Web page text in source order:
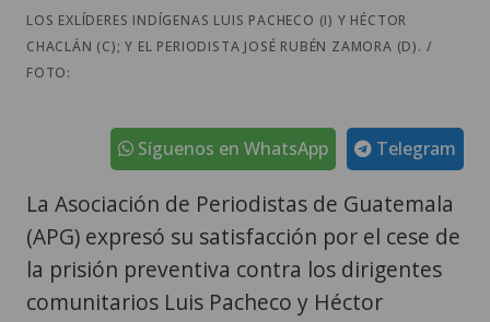
LOS EXLÍDERES INDÍGENAS LUIS PACHECO (I) Y HÉCTOR
CHACLÁN (C); Y EL PERIODISTA JOSÉ RUBÉN ZAMORA (D). /
FOTO:
Telegram
Síguenos en WhatsApp
La Asociación de Periodistas de Guatemala
(APG) expresó su satisfacción por el cese de
la prisión preventiva contra los dirigentes
comunitarios Luis Pacheco y Héctor